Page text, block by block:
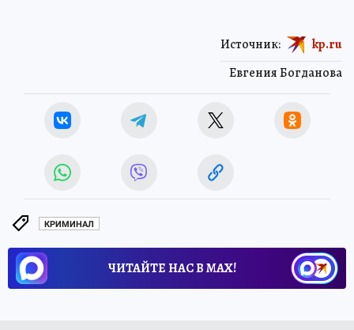
Евгения Богданова
Источник: kp.ru
КРИМИНАЛ
ЧИТАЙТЕ НАС В МАХ!